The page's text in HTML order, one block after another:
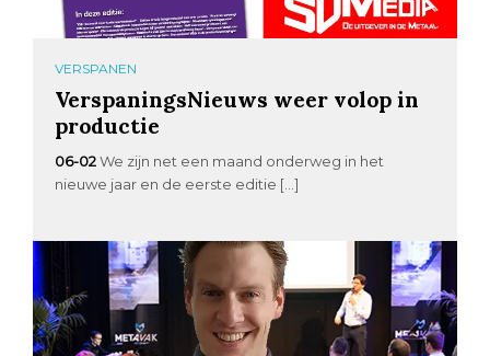
VERSPANEN
VerspaningsNieuws weer volop in
productie
06-02 We zijn net een maand onderweg in het
nieuwe jaar en de eerste editie […]